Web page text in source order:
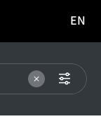
이동
EN